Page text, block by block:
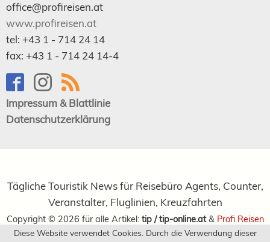
Diese Website verwendet Cookies. Durch die Verwendung dieser
office@profireisen.at
www.profireisen.at
tel: +43 1 - 714 24 14
fax: +43 1 - 714 24 14-4
Impressum & Blattlinie
Datenschutzerklärung
Tägliche Touristik News für Reisebüro Agents, Counter,
Veranstalter, Fluglinien, Kreuzfahrten
Copyright © 2026 für alle Artikel: tip / tip-online.at& Profi Reisen
Verlagsgesellschaft m.b.H.